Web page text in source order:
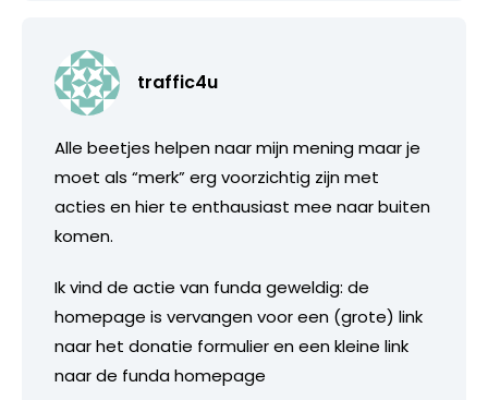
traffic4u
Alle beetjes helpen naar mijn mening maar je
moet als “merk” erg voorzichtig zijn met
acties en hier te enthausiast mee naar buiten
komen.
Ik vind de actie van funda geweldig: de
homepage is vervangen voor een (grote) link
naar het donatie formulier en een kleine link
naar de funda homepage